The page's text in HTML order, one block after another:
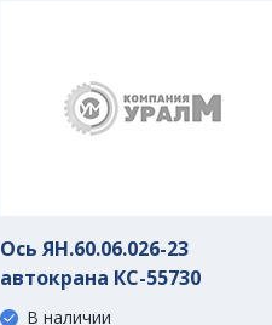
Ось ЯН.60.06.026-23
автокрана КС-55730
В наличии